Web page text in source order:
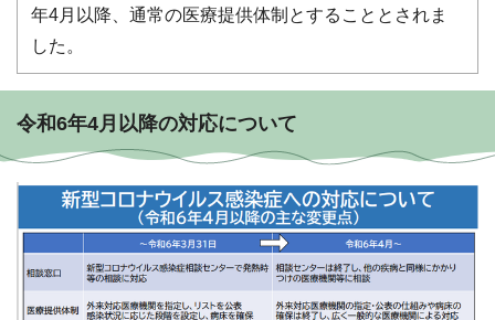
年4月以降、通常の医療提供体制とすることとされま
した。
令和6年4月以降の対応について